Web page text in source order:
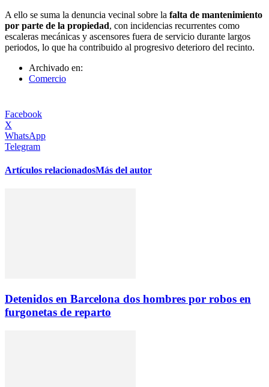
A ello se suma la denuncia vecinal sobre la falta de mantenimiento
por parte de la propiedad, con incidencias recurrentes como
escaleras mecánicas y ascensores fuera de servicio durante largos
periodos, lo que ha contribuido al progresivo deterioro del recinto.
Archivado en:
Comercio
Facebook
X
WhatsApp
Telegram
Artículos relacionadosMás del autor
Detenidos en Barcelona dos hombres por robos en
furgonetas de reparto